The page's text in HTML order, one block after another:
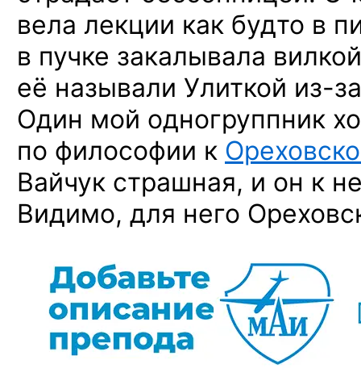
вела лекции как будто в
в пучке закалывала
её называли Улиткой из-за
Один мой одногруппник
по философии к
Вайчук страшная, и он к
Видимо, для него